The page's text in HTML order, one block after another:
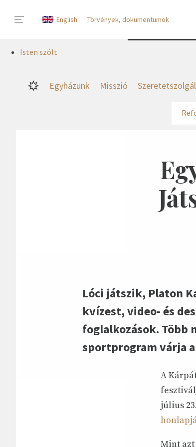
English Törvények, dokumentumok
Isten szólt
Egyházunk Misszió
Lóci játszik, Platon
kvízest, video- és
foglalkozások. Több
sportprogram várja
A
július
Mint azt